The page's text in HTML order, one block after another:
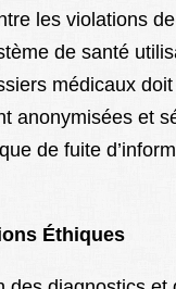
les violations
de santé
médicaux
anonymisées et
de fuite
Éthiques